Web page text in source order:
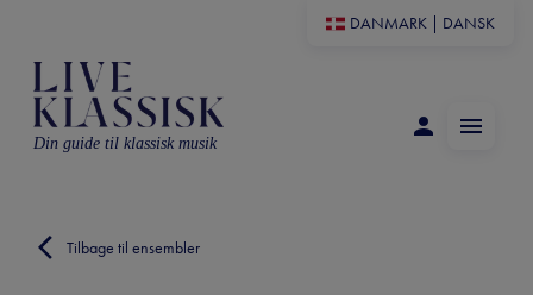
DANMARK DANSK
Din guide til klassisk musik
Tilbage til ensembler